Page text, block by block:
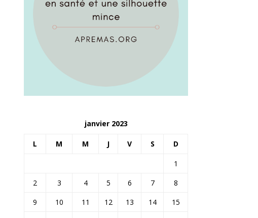
janvier 2023
L M M J V S D
1
2
3 4 5 6 7
8
9
10 11 12 13 14
15